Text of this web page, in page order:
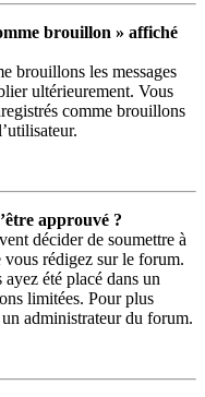
brouillon » affiché
brouillons les messages
ultérieurement. Vous
comme brouillons
approuvé ?
décider de soumettre à
vous rédigez sur le forum.
été placé dans un
limitées. Pour plus
administrateur du forum.